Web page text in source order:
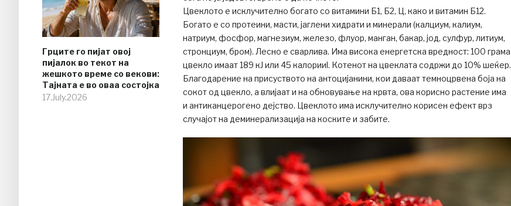
Грците го пијат овој
пијалок во текот на
жешкото време со векови:
Тајната е во оваа состојка
17.July.2026
Цвеклото е исклучително богато со витамини Б1, Б2, Ц, како и витамин Б12.
Богато е со протеини, масти, јаглени хидрати и минерали (калциум, калиум,
натриум, фосфор, магнезиум, железо, флуор, манган, бакар, јод, сулфур, литиум,
стронциум, бром). Лесно е сварлива. Има висока енергетска вредност: 100 грама
цвекло имаат 189 кЈ или 45 калорииl. Котенот на цвеклата содржи до 10% шеќер.
Благодарение на присуството на антоцијанини, кои даваат темноцрвена боја на
сокот од цвекло, а влијаат и на обновување на крвта, ова корисно растение има
и антиканцерогено дејство. Цвеклото има исклучително корисен ефект врз
случајот на деминерализација на коските и забите.